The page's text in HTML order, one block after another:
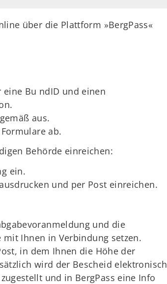
über die Plattform »BergPass«
eine Bu ndID und einen
aus.
ab.
Behörde einreichen:
ein.
und per Post einreichen.
und die
Ihnen in Verbindung setzen.
in dem Ihnen die Höhe der
wird der Bescheid elektronisch
und in BergPass eine Info